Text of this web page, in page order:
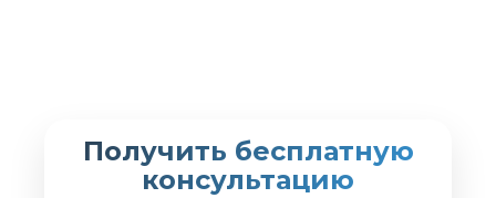
Получить бесплатную
консультацию